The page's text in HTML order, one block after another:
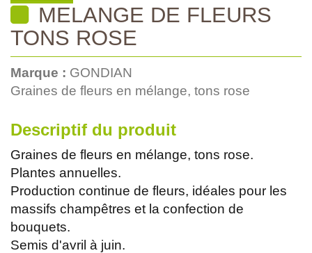
MELANGE DE FLEURS
TONS ROSE
Marque : GONDIAN
Graines de fleurs en mélange, tons rose
Descriptif du produit
Graines de fleurs en mélange, tons rose.
Plantes annuelles.
Production continue de fleurs, idéales pour les
massifs champêtres et la confection de
bouquets.
Semis d'avril à juin.